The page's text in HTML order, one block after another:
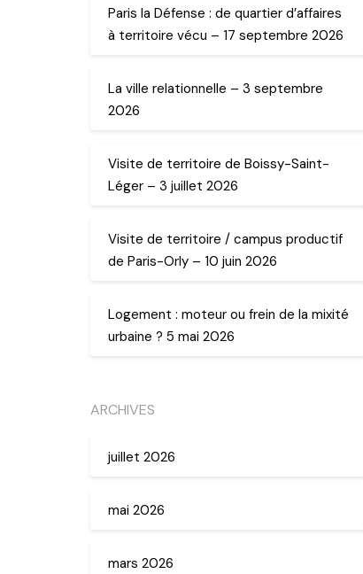
Paris la Défense : de quartier d’affaires
à territoire vécu – 17 septembre 2026
La ville relationnelle – 3 septembre
2026
Visite de territoire de Boissy-Saint-
Léger – 3 juillet 2026
Visite de territoire / campus productif
de Paris-Orly – 10 juin 2026
Logement : moteur ou frein de la mixité
urbaine ? 5 mai 2026
ARCHIVES
juillet 2026
mai 2026
mars 2026